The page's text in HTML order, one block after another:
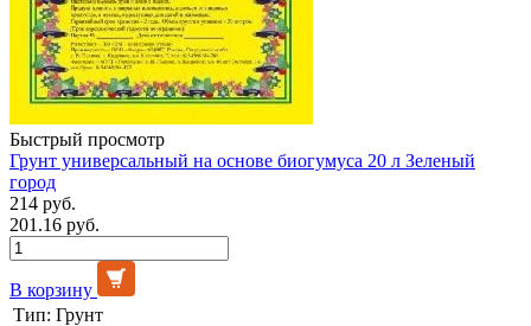
Быстрый просмотр
Грунт универсальный на основе биогумуса 20 л Зеленый
город
214 руб.
201.16 руб.
В корзину
Тип: Грунт